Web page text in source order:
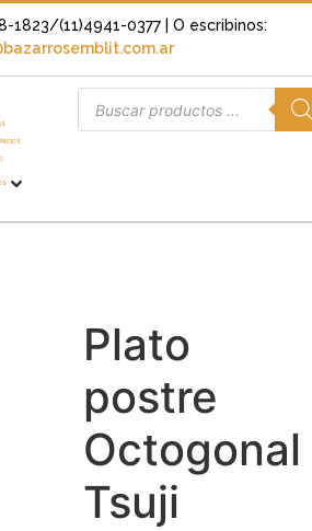
1823/(11)4941-0377
| O escribinos:
Plato
postre
Octogonal
Tsuji